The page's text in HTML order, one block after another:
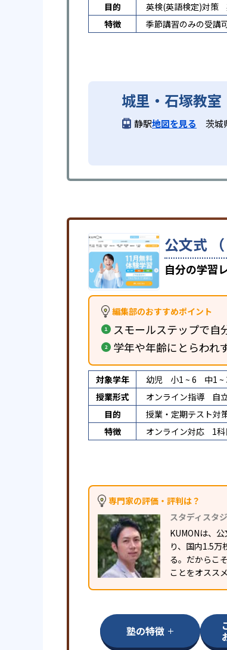
目的
英検(英語検定)対策
特徴
季節講習のみの受講
城里・石塚教室
静駅地図を見る 茨城
公文式
自分の学習
編集部のおすすめポイント
スモールステップで自
学年や年齢にとらわれ
対象学年 幼児 小1 ~ 6 中1 ~
授業形式
オンライン指導
自
目的
授業・定期テスト対
特徴
オンライン対応 1
専門家の評価・評判は？
スタディスタ
KUMONは、
り、国内1.5
る。だからこ
ことをオスス
塾の特徴